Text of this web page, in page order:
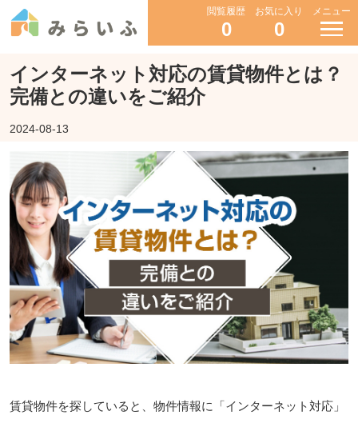
閲覧履歴
0
お気に入り
0
メニュー
インターネット対応の賃貸物件とは？
完備との違いをご紹介
2024-08-13
賃貸物件を探していると、物件情報に「インターネット対応」